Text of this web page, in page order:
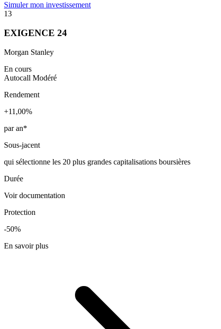
Simuler mon investissement
13
EXIGENCE 24
Morgan Stanley
En cours
Autocall Modéré
Rendement
+11,00%
par an*
Sous-jacent
qui sélectionne les 20 plus grandes capitalisations boursières
Durée
Voir documentation
Protection
-50%
En savoir plus